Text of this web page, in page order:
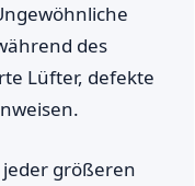
des
Lüfter, defekte
größeren